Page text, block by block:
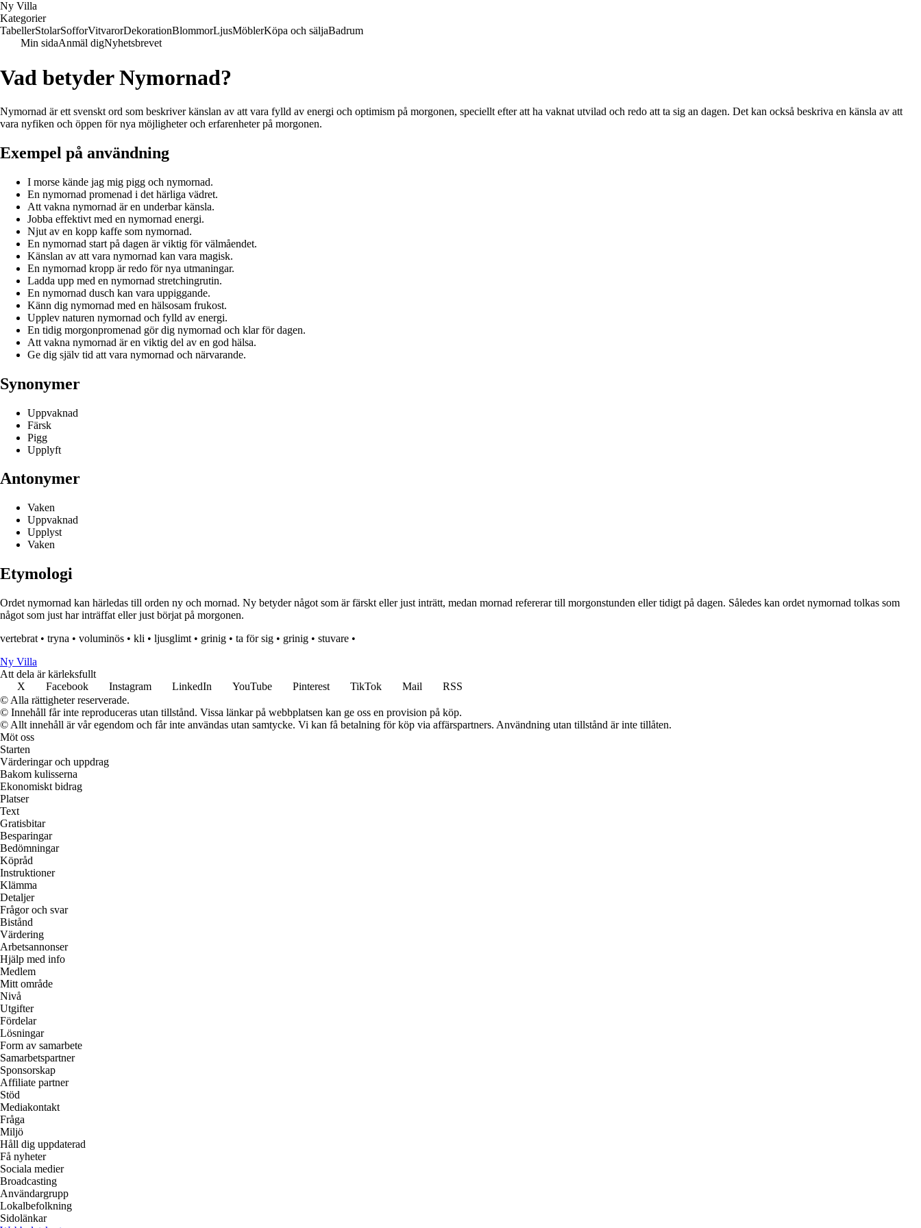
Ny Villa
Kategorier
TabellerStolarSofforVitvarorDekorationBlommorLjusMöblerKöpa och säljaBadrum
Min sidaAnmäl digNyhetsbrevet
Vad betyder Nymornad?
Nymornad är ett svenskt ord som beskriver känslan av att vara fylld av energi och optimism på morgonen, speciellt efter att ha vaknat utvilad och redo att ta sig an dagen. Det kan också beskriva en känsla av att
vara nyfiken och öppen för nya möjligheter och erfarenheter på morgonen.
Exempel på användning
I morse kände jag mig pigg och nymornad.
En nymornad promenad i det härliga vädret.
Att vakna nymornad är en underbar känsla.
Jobba effektivt med en nymornad energi.
Njut av en kopp kaffe som nymornad.
En nymornad start på dagen är viktig för välmåendet.
Känslan av att vara nymornad kan vara magisk.
En nymornad kropp är redo för nya utmaningar.
Ladda upp med en nymornad stretchingrutin.
En nymornad dusch kan vara uppiggande.
Känn dig nymornad med en hälsosam frukost.
Upplev naturen nymornad och fylld av energi.
En tidig morgonpromenad gör dig nymornad och klar för dagen.
Att vakna nymornad är en viktig del av en god hälsa.
Ge dig själv tid att vara nymornad och närvarande.
Synonymer
Uppvaknad
Färsk
Pigg
Upplyft
Antonymer
Vaken
Uppvaknad
Upplyst
Vaken
Etymologi
Ordet nymornad kan härledas till orden ny och mornad. Ny betyder något som är färskt eller just inträtt, medan mornad refererar till morgonstunden eller tidigt på dagen. Således kan ordet nymornad tolkas som
något som just har inträffat eller just börjat på morgonen.
vertebrat • tryna • voluminös • kli • ljusglimt • grinig • ta för sig • grinig • stuvare •
Ny Villa
Att dela är kärleksfullt
X
Facebook Instagram LinkedIn YouTube Pinterest TikTok Mail
RSS
© Alla rättigheter reserverade.
© Innehåll får inte reproduceras utan tillstånd. Vissa länkar på webbplatsen kan ge oss en provision på köp.
© Allt innehåll är vår egendom och får inte användas utan samtycke. Vi kan få betalning för köp via affärspartners. Användning utan tillstånd är inte tillåten.
Möt oss
Starten
Värderingar och uppdrag
Bakom kulisserna
Ekonomiskt bidrag
Platser
Text
Gratisbitar
Besparingar
Bedömningar
Köpråd
Instruktioner
Klämma
Detaljer
Frågor och svar
Bistånd
Värdering
Arbetsannonser
Hjälp med info
Medlem
Mitt område
Nivå
Utgifter
Fördelar
Lösningar
Form av samarbete
Samarbetspartner
Sponsorskap
Affiliate partner
Stöd
Mediakontakt
Fråga
Miljö
Håll dig uppdaterad
Få nyheter
Sociala medier
Broadcasting
Användargrupp
Lokalbefolkning
Sidolänkar